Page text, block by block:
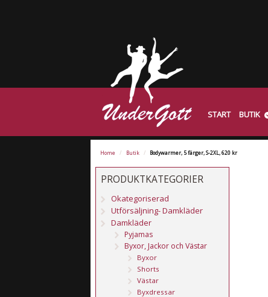
START BUTIK
Home / Butik / Bodywarmer, 5 färger, S-2XL, 620 kr
PRODUKTKATEGORIER
Okategoriserad
Utförsäljning- Damkläder
Damkläder
Pyjamas
Byxor, Jackor och Västar
Byxor
Shorts
Västar
Byxdressar